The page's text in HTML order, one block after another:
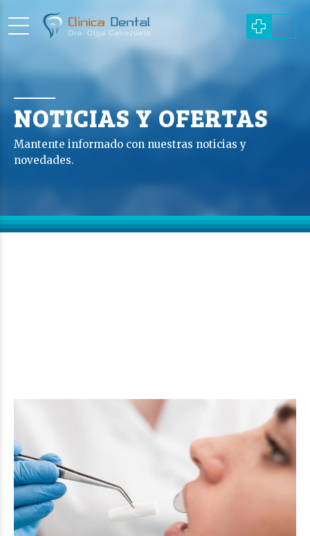
NOTICIAS Y OFERTAS
Mantente informado con nuestras noticias y
novedades.